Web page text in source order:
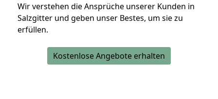
Wir verstehen die Ansprüche unserer Kunden in
Salzgitter und geben unser Bestes, um sie zu
erfüllen.
Kostenlose Angebote erhalten